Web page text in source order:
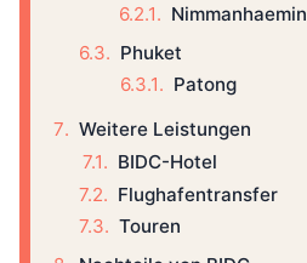
Nimmanhaemin
Phuket
Patong
Weitere Leistungen
BIDC-Hotel
Flughafentransfer
Touren